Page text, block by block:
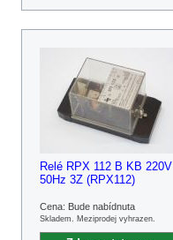
Relé RPX 112 B KB 220V
50Hz 3Z (RPX112)
Cena: Bude nabídnuta
Skladem. Meziprodej vyhrazen.